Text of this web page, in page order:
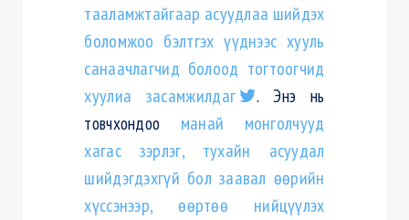
тааламжтайгаар асуудлаа шийдэх
боломжоо бэлтгэх үүднээс хууль
санаачлагчид болоод тогтоогчид
хуулиа засамжилдаг
. Энэ нь
товчхондоо манай монголчууд
хагас зэрлэг, тухайн асуудал
шийдэгдэхгүй бол заавал өөрийн
хүссэнээр, өөртөө нийцүүлэх